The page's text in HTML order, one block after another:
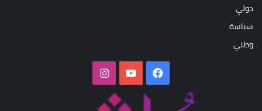
دولي
سياسة
وطني
فيسبوك‫YouTubeانستقرام